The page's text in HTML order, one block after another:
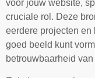
voor jouw website,
cruciale rol. Deze
eerdere projecten en
goed beeld kunt
betrouwbaarheid